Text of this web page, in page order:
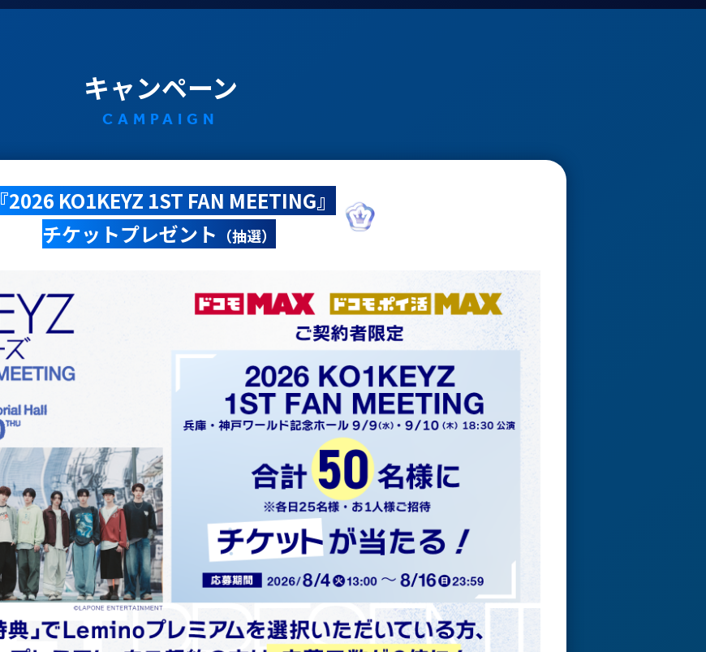
キャンペーン
CAMPAIGN
『2026 KO1KEYZ 1ST FAN MEETING』
チケットプレゼント （抽選）